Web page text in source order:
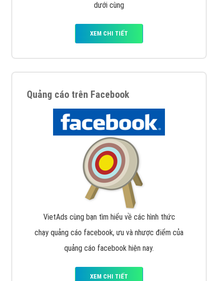
dưới cùng
XEM CHI TIẾT
Quảng cáo trên Facebook
VietAds cùng bạn tìm hiểu về các hình thức
chạy quảng cáo facebook, ưu và nhược điểm của
quảng cáo facebook hiện nay.
XEM CHI TIẾT